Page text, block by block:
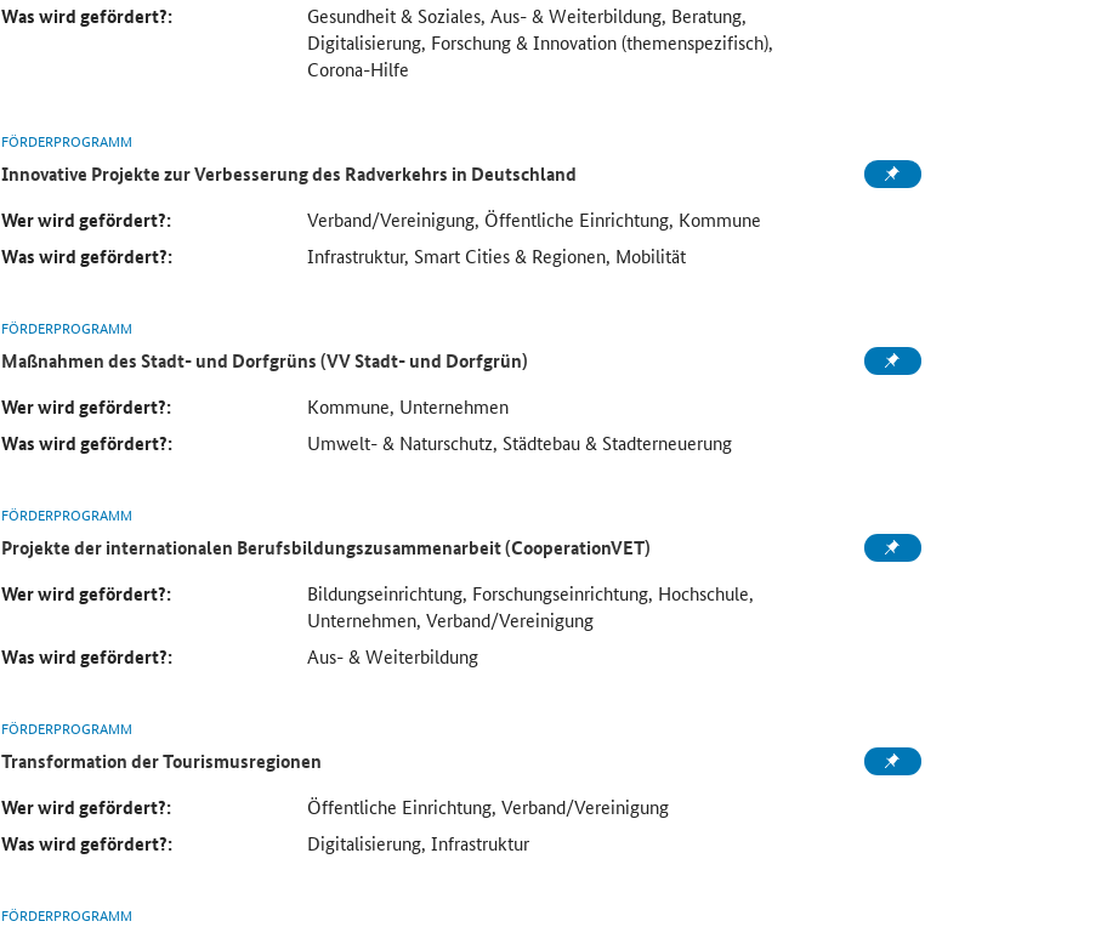
Was wird gefördert?:
Gesundheit & Soziales, Aus- & Weiterbildung, Beratung,
Digitalisierung, Forschung & Innovation (themenspezifisch),
Corona-Hilfe
FÖRDERPROGRAMM
Innovative Projekte zur Verbesserung des Radverkehrs in Deutschland
Wer wird gefördert?:
Verband/Vereinigung, Öffentliche Einrichtung, Kommune
Was wird gefördert?: Infrastruktur, Smart Cities & Regionen, Mobilität
FÖRDERPROGRAMM
Maßnahmen des Stadt- und Dorfgrüns (VV Stadt- und Dorfgrün)
Wer wird gefördert?:
Kommune, Unternehmen
Was wird gefördert?: Umwelt- & Naturschutz, Städtebau & Stadterneuerung
FÖRDERPROGRAMM
Projekte der internationalen Berufsbildungszusammenarbeit (CooperationVET)
Wer wird gefördert?:
Bildungseinrichtung, Forschungseinrichtung, Hochschule,
Unternehmen, Verband/Vereinigung
Was wird gefördert?: Aus- & Weiterbildung
FÖRDERPROGRAMM
Transformation der Tourismusregionen
Wer wird gefördert?:
Öffentliche Einrichtung, Verband/Vereinigung
Was wird gefördert?: Digitalisierung, Infrastruktur
FÖRDERPROGRAMM